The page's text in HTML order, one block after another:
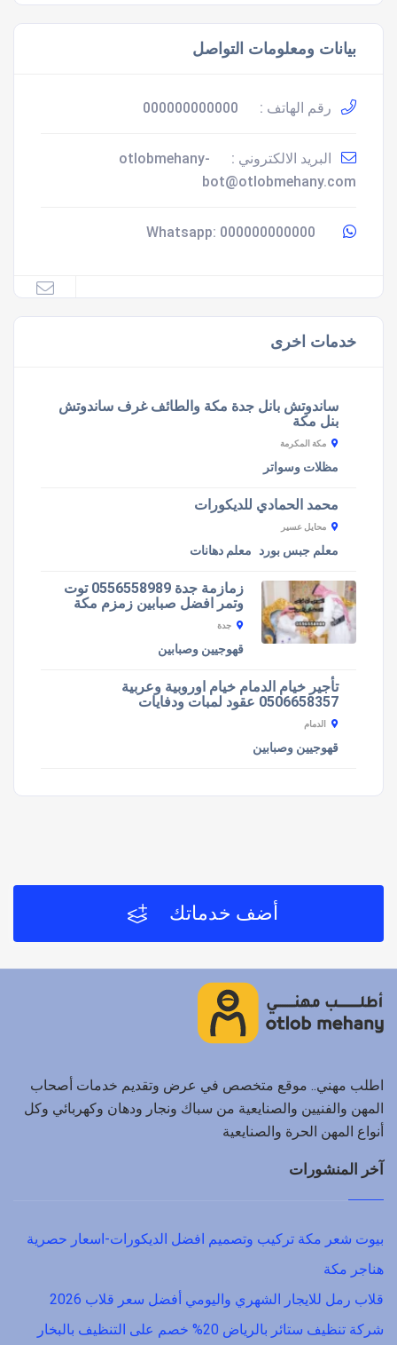
بيانات ومعلومات التواصل
رقم الهاتف : 000000000000
البريد الالكتروني :
otlobmehany-
bot@otlobmehany.com
000000000000
خدمات اخرى
ساندوتش بانل جدة مكة والطائف غرف ساندوتش
بنل مكة
مكة المكرمة
مظلات وسواتر
محمد الحمادي للديكورات
محايل عسير
معلم جبس بورد معلم دهانات
زمازمة جدة 0556558989 توت
وتمر افضل صبابين زمزم مكة
جدة
قهوجيين وصبابين
تأجير خيام الدمام خيام اوروبية وعربية
0506658357 عقود لمبات ودفايات
الدمام
قهوجيين وصبابين
أضف خدماتك
اطلب مهني.. موقع متخصص في عرض وتقديم خدمات أصحاب
المهن والفنيين والصنايعية من سباك ونجار ودهان وكهربائي وكل
أنواع المهن الحرة والصنايعية
آخر المنشورات
بيوت شعر مكة تركيب وتصميم افضل الديكورات-اسعار حصرية
هناجر مكة
قلاب رمل للايجار الشهري واليومي أفضل سعر قلاب 2026
شركة تنظيف ستائر بالرياض 20% خصم على التنظيف بالبخار